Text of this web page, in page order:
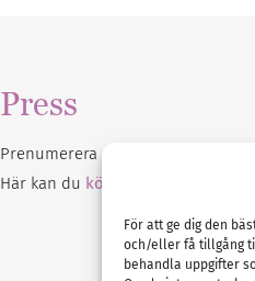
För att ge dig den
och/eller få tillgång
behandla uppgifter
Press
Prenumerera på vårt
Här kan du köpa